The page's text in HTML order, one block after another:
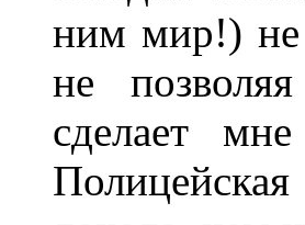
ним мир!) не
не
сделает